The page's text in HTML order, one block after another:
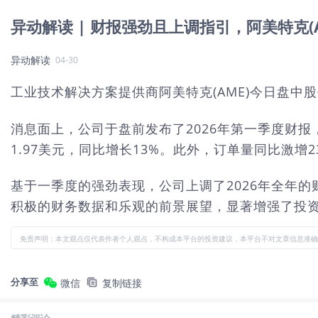
异动解读 | 财报强劲且上调指引，阿美特克
异动解读 04-30
工业技术解决方案提供商阿美特克(AME)今日盘中
消息面上，公司于盘前发布了2026年第一季度财
1.97美元，同比增长13%。此外，订单量同比激增
基于一季度的强劲表现，公司上调了2026年全年
积极的财务数据和乐观的前景展望，显著增强了投
免责声明：本文观点仅代表作者个人观点，不构成本平台的投资建议，本平台不对文章信息
分享至 微信 复制链接